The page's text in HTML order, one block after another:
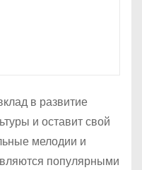
в развитие
и оставит свой
мелодии и
популярными